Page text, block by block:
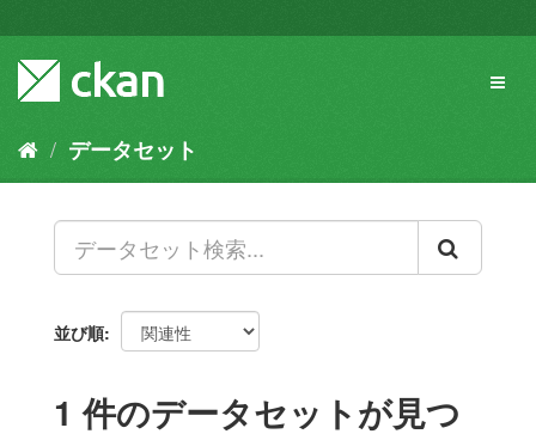
キ
容
データセット
並び順
1 件のデータセットが見つ